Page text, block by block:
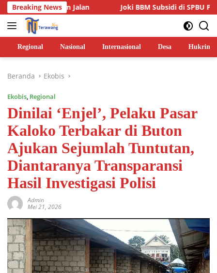
Langsung
ke
konten
Breaking News
Jalan Joki BBM Subsidi di SPBU Pasarwajo
Regional Nasional Internasional Desa Hukrim
Beranda Ekobis
Ekobis, Regional
Dinilai ‘Enjel’, Pelaku Pasar
Kaloko Terbakar di Buton
Ajukan Sejumlah Tuntutan,
Diantaranya Transparansi
Hasil Investigasi Polisi
Admin
Mei 21, 2026